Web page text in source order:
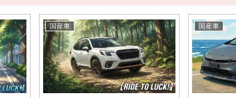
国産車 国産車